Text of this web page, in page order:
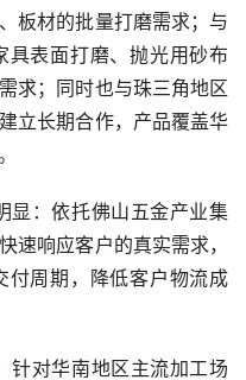
板材的批量打磨需求；与
具表面打磨、抛光用砂布
求；同时也与珠三角地区
立长期合作，产品覆盖华
：依托佛山五金产业集
速响应客户的真实需求，
付周期，降低客户物流成
对华南地区主流加工场